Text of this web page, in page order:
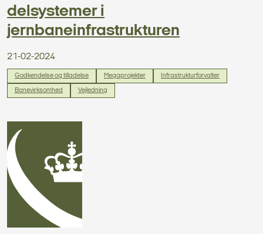
delsystemer i
jernbaneinfrastrukturen
21-02-2024
Godkendelse og tilladelse Megaprojekter Infrastrukturforvalter
Banevirksomhed Vejledning